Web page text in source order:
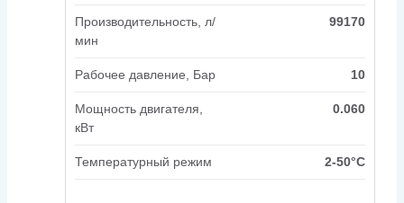
Производительность, л/
мин
99170
Рабочее давление, Бар 10
Мощность двигателя,
кВт
0.060
Температурный режим 2-50°С